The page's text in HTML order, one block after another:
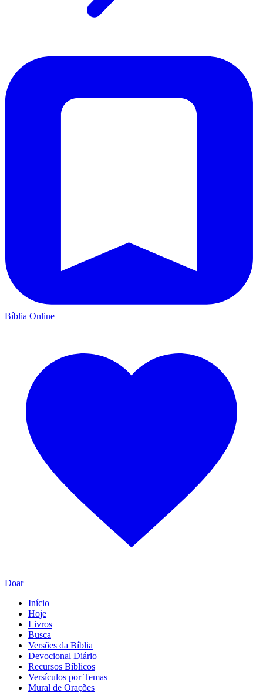
Bíblia Online
Doar
Início
Hoje
Livros
Busca
Versões da Bíblia
Devocional Diário
Recursos Bíblicos
Versículos por Temas
Mural de Orações